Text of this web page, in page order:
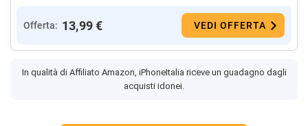
Offerta: 13,99 € VEDI OFFERTA
In qualità di Affiliato Amazon, iPhoneItalia riceve un guadagno dagli
acquisti idonei.